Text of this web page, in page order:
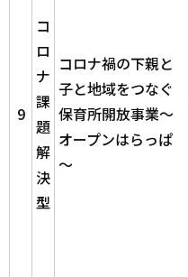
9
コ
ロ
ナ
課
題
解
決
型
コロナ禍の下親と
子と地域をつなぐ
保育所開放事業～
オープンはらっぱ
～